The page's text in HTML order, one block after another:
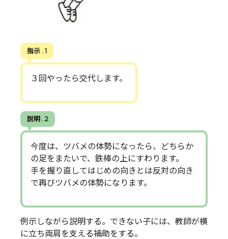
指示 . 1
３回やったら交代します。
説明 . 2
今度は、ツバメの体勢になったら、どちらか
の足をまたいで、鉄棒の上にすわります。
手を握り直してはじめの向きとは反対の向き
で再びツバメの体勢になります。
例示しながら説明する。できない子には、教師が横
に立ち両肩を支える補助をする。